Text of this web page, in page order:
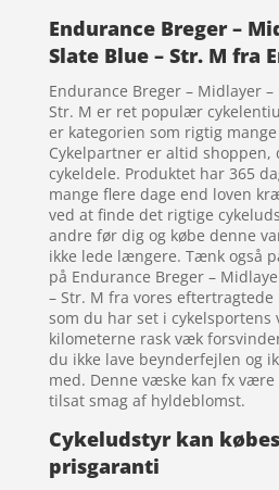
Endurance Breger –
Slate Blue – Str. M fra
Endurance Breger – Midlayer –
Str. M er ret populær
er kategorien som rigtig
Cykelpartner er altid shoppen,
cykeldele. Produktet har 365
mange flere dage end loven
ved at finde det rigtige
andre før dig og købe denne
ikke lede længere. Tænk også
på Endurance Breger –
– Str. M fra vores
som du har set i cykelsportens
kilometerne rask væk
du ikke lave beynderfejlen og
med. Denne væske kan fx
tilsat smag af hyldeblomst.
Cykeludstyr kan
prisgaranti